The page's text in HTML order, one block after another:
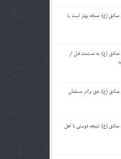
صادق (ع): صدقه بهتر است یا
صادق (ع): به مستمند قبل از
صادق (ع): حق برادر مسلمان
صادق (ع): نتیجه دوستی با اهل